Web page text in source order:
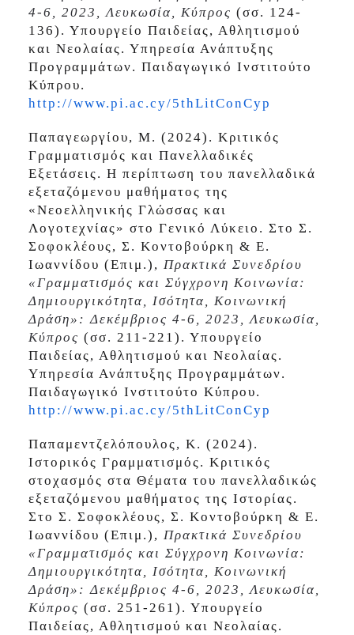
4-6, 2023, Λευκωσία, Κύπρος (σσ. 124-
136). Υπουργείο Παιδείας, Αθλητισμού
και Νεολαίας. Υπηρεσία Ανάπτυξης
Προγραμμάτων. Παιδαγωγικό Ινστιτούτο
Κύπρου.
http://www.pi.ac.cy/5thLitConCyp
Παπαγεωργίου, Μ. (2024). Κριτικός
Γραμματισμός και Πανελλαδικές
Εξετάσεις. Η περίπτωση του πανελλαδικά
εξεταζόμενου μαθήματος της
«Νεοελληνικής Γλώσσας και
Λογοτεχνίας» στο Γενικό Λύκειο. Στο Σ.
Σοφοκλέους, Σ. Κοντοβούρκη & Ε.
Ιωαννίδου (Επιμ.), Πρακτικά Συνεδρίου
«Γραμματισμός και Σύγχρονη Κοινωνία:
Δημιουργικότητα, Ισότητα, Κοινωνική
Δράση»: Δεκέμβριος 4-6, 2023, Λευκωσία,
Κύπρος (σσ. 211-221). Υπουργείο
Παιδείας, Αθλητισμού και Νεολαίας.
Υπηρεσία Ανάπτυξης Προγραμμάτων.
Παιδαγωγικό Ινστιτούτο Κύπρου.
http://www.pi.ac.cy/5thLitConCyp
Παπαμεντζελόπουλος, Κ. (2024).
Ιστορικός Γραμματισμός. Κριτικός
στοχασμός στα Θέματα του πανελλαδικώς
εξεταζόμενου μαθήματος της Ιστορίας.
Στο Σ. Σοφοκλέους, Σ. Κοντοβούρκη & Ε.
Ιωαννίδου (Επιμ.), Πρακτικά Συνεδρίου
«Γραμματισμός και Σύγχρονη Κοινωνία:
Δημιουργικότητα, Ισότητα, Κοινωνική
Δράση»: Δεκέμβριος 4-6, 2023, Λευκωσία,
Κύπρος (σσ. 251-261). Υπουργείο
Παιδείας, Αθλητισμού και Νεολαίας.